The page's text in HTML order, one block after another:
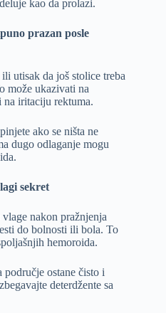
kao da prolazi.
prazan posle
utisak da još stolice treba
može ukazivati na
na iritaciju rektuma.
ako se ništa ne
dugo odlaganje mogu
sekret
nakon pražnjenja
do bolnosti ili bola. To
hemoroida.
područje ostane čisto i
deterdžente sa